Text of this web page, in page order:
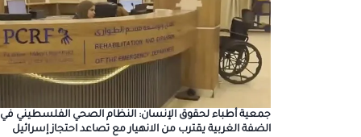
جمعية أطباء لحقوق الإنسان: النظام الصحي الفلسطيني في
الضفة الغربية يقترب من الانهيار مع تصاعد احتجاز إسرائيل